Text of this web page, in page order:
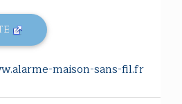
maison-sans-fil.fr